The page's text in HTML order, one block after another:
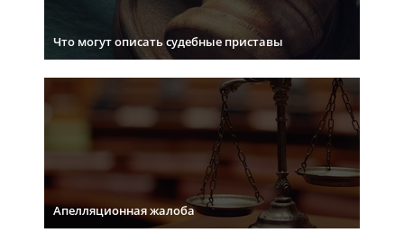
Что могут описать судебные приставы
Апелляционная жалоба